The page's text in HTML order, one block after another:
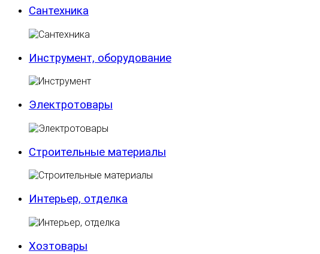
Сантехника
Инструмент, оборудование
Электротовары
Строительные материалы
Интерьер, отделка
Хозтовары